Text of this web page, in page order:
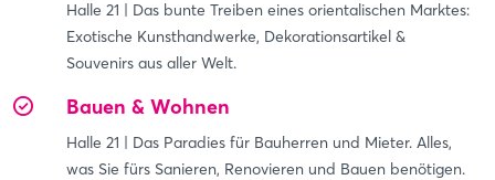
Halle 21 | Das bunte Treiben eines orientalischen Marktes:
Exotische Kunsthandwerke, Dekorationsartikel &
Souvenirs aus aller Welt.
Bauen & Wohnen
Halle 21 | Das Paradies für Bauherren und Mieter. Alles,
was Sie fürs Sanieren, Renovieren und Bauen benötigen.